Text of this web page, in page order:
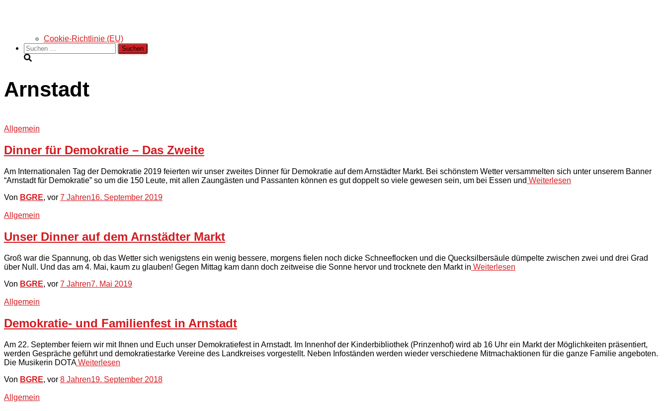
Cookie-Richtlinie (EU)
Suchen
nach:
Arnstadt
Allgemein
Dinner für Demokratie – Das Zweite
Am Internationalen Tag der Demokratie 2019 feierten wir unser zweites Dinner für Demokratie auf dem Arnstädter Markt. Bei schönstem Wetter versammelten sich unter unserem Banner
“Arnstadt für Demokratie” so um die 150 Leute, mit allen Zaungästen und Passanten können es gut doppelt so viele gewesen sein, um bei Essen und Weiterlesen
Von BGRE, vor 7 Jahren16. September 2019
Allgemein
Unser Dinner auf dem Arnstädter Markt
Groß war die Spannung, ob das Wetter sich wenigstens ein wenig bessere, morgens fielen noch dicke Schneeflocken und die Quecksilbersäule dümpelte zwischen zwei und drei Grad
über Null. Und das am 4. Mai, kaum zu glauben! Gegen Mittag kam dann doch zeitweise die Sonne hervor und trocknete den Markt in Weiterlesen
Von BGRE, vor 7 Jahren7. Mai 2019
Allgemein
Demokratie- und Familienfest in Arnstadt
Am 22. September feiern wir mit Ihnen und Euch unser Demokratiefest in Arnstadt. Im Innenhof der Kinderbibliothek (Prinzenhof) wird ab 16 Uhr ein Markt der Möglichkeiten präsentiert,
werden Gespräche geführt und demokratiestarke Vereine des Landkreises vorgestellt. Neben Infoständen werden wieder verschiedene Mitmachaktionen für die ganze Familie angeboten.
Die Musikerin DOTAWeiterlesen
Von BGRE, vor 8 Jahren19. September 2018
Allgemein